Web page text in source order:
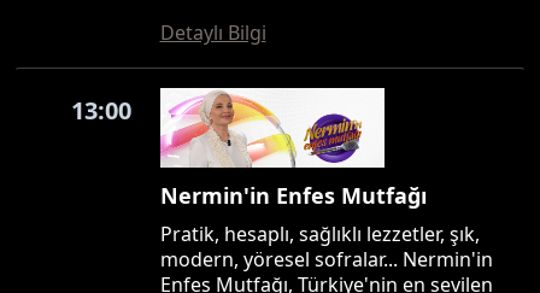
Detaylı Bilgi
13:00
Nermin'in Enfes Mutfağı
Pratik, hesaplı, sağlıklı lezzetler, şık,
modern, yöresel sofralar... Nermin'in
Enfes Mutfağı, Türkiye'nin en sevilen